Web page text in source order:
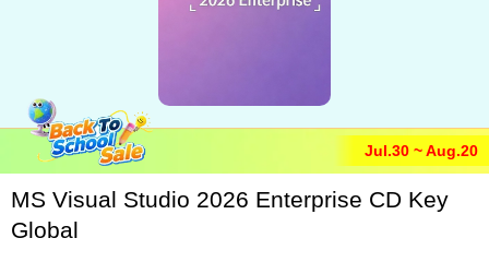
Jul.30 ~ Aug.20
MS Visual Studio 2026 Enterprise CD Key
Global